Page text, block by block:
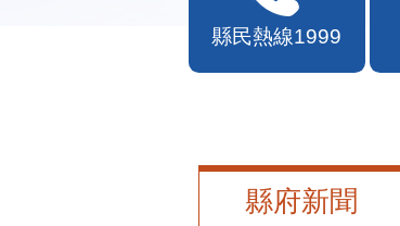
縣民熱線1999
縣府新聞